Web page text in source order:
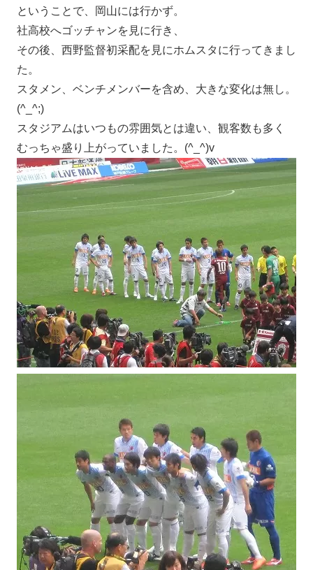
ということで、岡山には行かず。
社高校へゴッチャンを見に行き、
その後、西野監督初采配を見にホムスタに行ってきまし
た。
スタメン、ベンチメンバーを含め、大きな変化は無し。
(^_^;)
スタジアムはいつもの雰囲気とは違い、観客数も多く
むっちゃ盛り上がっていました。(^_^)v